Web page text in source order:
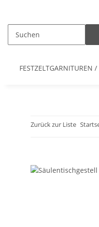
FESTZELTGARNITUREN
Zurück zur Liste